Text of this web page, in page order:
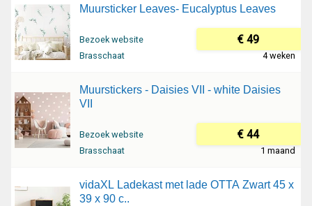
Muursticker Leaves- Eucalyptus Leaves
Bezoek website € 49
Brasschaat 4 weken
Muurstickers - Daisies VII - white Daisies
VII
Bezoek website € 44
Brasschaat 1 maand
vidaXL Ladekast met lade OTTA Zwart 45 x
39 x 90 c..